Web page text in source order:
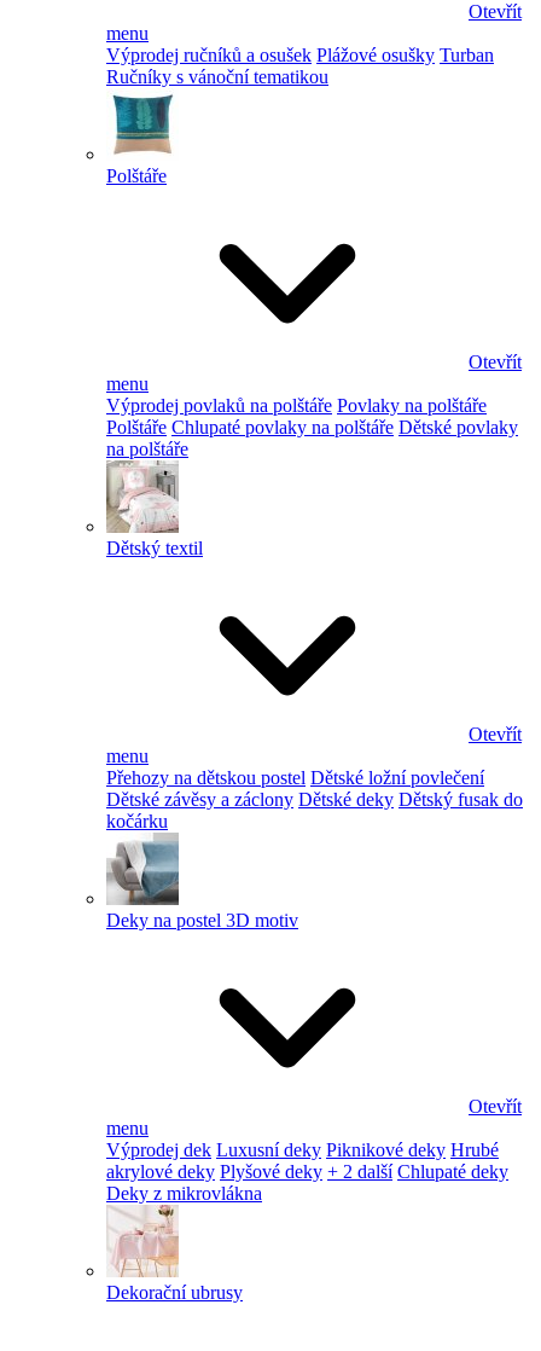
Otevřít
menu
Výprodej ručníků a osušek Plážové osušky Turban
Ručníky s vánoční tematikou
Polštáře
Otevřít
menu
Výprodej povlaků na polštáře Povlaky na polštáře
Polštáře Chlupaté povlaky na polštáře Dětské povlaky
na polštáře
Dětský textil
Otevřít
menu
Přehozy na dětskou postel Dětské ložní povlečení
Dětské závěsy a záclony Dětské deky Dětský fusak do
kočárku
Deky na postel 3D motiv
Otevřít
menu
Výprodej dek Luxusní deky Piknikové deky Hrubé
akrylové deky Plyšové deky + 2 další Chlupaté deky
Deky z mikrovlákna
Dekorační ubrusy